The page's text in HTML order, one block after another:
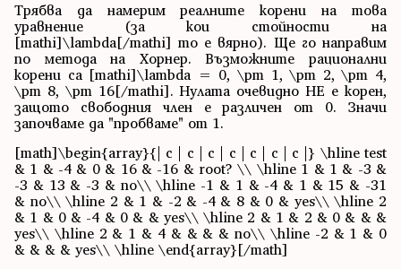
Трябва да намерим реалните корени на това
уравнение (за кои стойности на
[mathi]\lambda[/mathi] то е вярно). Ще го направим
по метода на Хорнер. Възможните рационални
корени са [mathi]\lambda = 0, \pm 1, \pm 2, \pm 4,
\pm 8, \pm 16[/mathi]. Нулата очевидно НЕ е корен,
защото свободния член е различен от 0. Значи
започваме да "пробваме" от 1.
[math]\begin{array}{| c | c | c | c | c | c | c |} \hline test
& 1 & -4 & 0 & 16 & -16 & root? \\ \hline 1 & 1 & -3 &
-3 & 13 & -3 & no\\ \hline -1 & 1 & -4 & 1 & 15 & -31
& no\\ \hline 2 & 1 & -2 & -4 & 8 & 0 & yes\\ \hline 2
& 1 & 0 & -4 & 0 & & yes\\ \hline 2 & 1 & 2 & 0 & & &
yes\\ \hline 2 & 1 & 4 & & & & no\\ \hline -2 & 1 & 0
& & & & yes\\ \hline \end{array}[/math]